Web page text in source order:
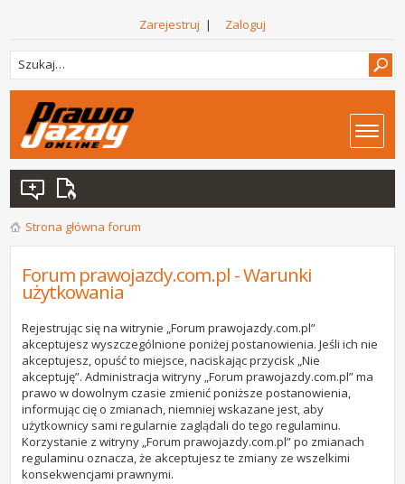
Zarejestruj | Zaloguj
Strona główna forum
Forum prawojazdy.com.pl - Warunki
użytkowania
Rejestrując się na witrynie „Forum prawojazdy.com.pl”
akceptujesz wyszczególnione poniżej postanowienia. Jeśli ich nie
akceptujesz, opuść to miejsce, naciskając przycisk „Nie
akceptuję”. Administracja witryny „Forum prawojazdy.com.pl” ma
prawo w dowolnym czasie zmienić poniższe postanowienia,
informując cię o zmianach, niemniej wskazane jest, aby
użytkownicy sami regularnie zaglądali do tego regulaminu.
Korzystanie z witryny „Forum prawojazdy.com.pl” po zmianach
regulaminu oznacza, że akceptujesz te zmiany ze wszelkimi
konsekwencjami prawnymi.